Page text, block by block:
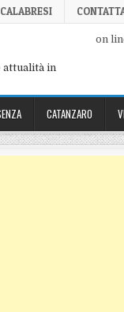
attualità in
on
CATANZARO